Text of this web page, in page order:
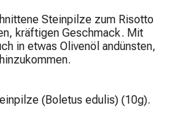
Steinpilze zum Risotto
kräftigen Geschmack. Mit
in etwas Olivenöl andünsten,
(Boletus edulis) (10g).